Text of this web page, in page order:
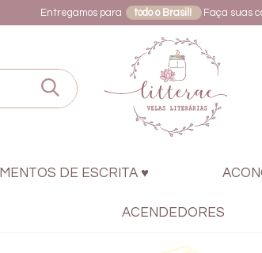
Entregamos para todo o Brasil! Faça suas
DE ESCRITA ♥
ACENDEDORES